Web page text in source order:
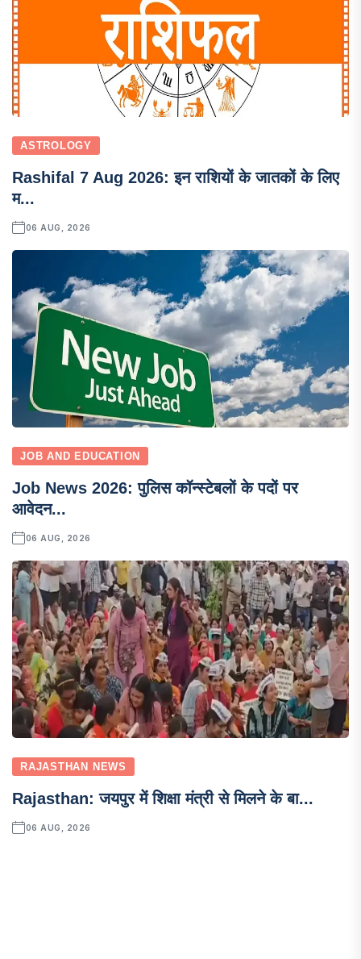
ASTROLOGY
Rashifal 7 Aug 2026: इन राशियों के जातकों के लिए
म...
06 AUG, 2026
JOB AND EDUCATION
Job News 2026: पुलिस कॉन्स्टेबलों के पदों पर
आवेदन...
06 AUG, 2026
RAJASTHAN NEWS
Rajasthan: जयपुर में शिक्षा मंत्री से मिलने के बा...
06 AUG, 2026